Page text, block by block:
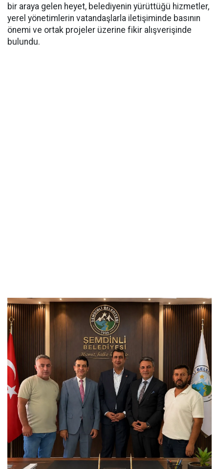
bir araya gelen heyet, belediyenin yürüttüğü hizmetler,
yerel yönetimlerin vatandaşlarla iletişiminde basının
önemi ve ortak projeler üzerine fikir alışverişinde
bulundu.